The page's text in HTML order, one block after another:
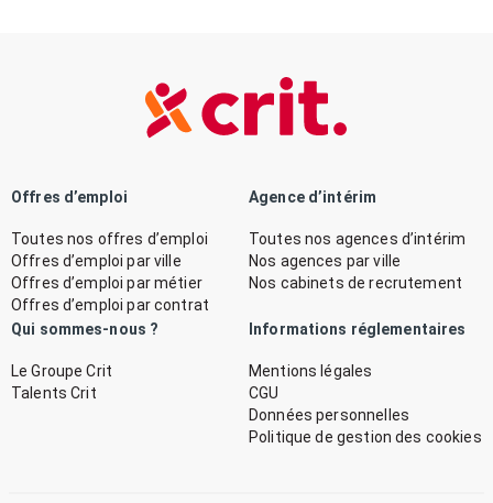
Offres d’emploi
Toutes nos offres d’emploi
Offres d’emploi par ville
Offres d’emploi par métier
Offres d’emploi par contrat
Agence d’intérim
Toutes nos agences d’intérim
Nos agences par ville
Nos cabinets de recrutement
Qui sommes-nous ?
Le Groupe Crit
Talents Crit
Informations réglementaires
Mentions légales
CGU
Données personnelles
Politique de gestion des cookies